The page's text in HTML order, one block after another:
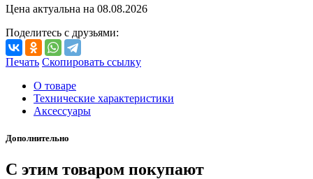
Цена актуальна на 08.08.2026
Поделитесь с друзьями:
Печать Скопировать ссылку
О товаре
Технические характеристики
Аксессуары
Дополнительно
С этим товаром покупают